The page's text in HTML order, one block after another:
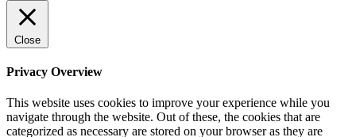
Close
Privacy Overview
This website uses cookies to improve your experience while you
navigate through the website. Out of these, the cookies that are
categorized as necessary are stored on your browser as they are